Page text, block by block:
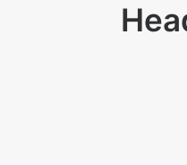
RECHERCHE